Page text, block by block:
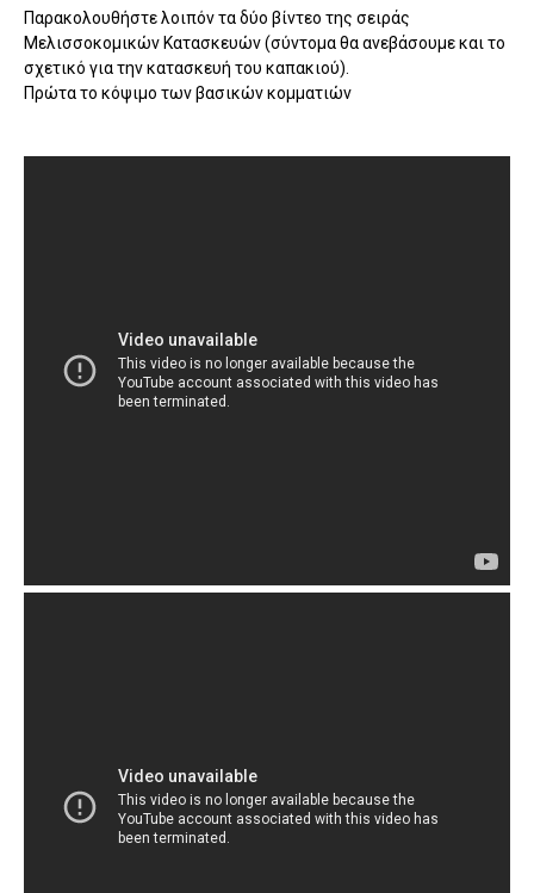
Παρακολουθήστε λοιπόν τα δύο βίντεο της σειράς
Μελισσοκομικών Κατασκευών (σύντομα θα ανεβάσουμε και το
σχετικό για την κατασκευή του καπακιού).
Πρώτα το κόψιμο των βασικών κομματιών